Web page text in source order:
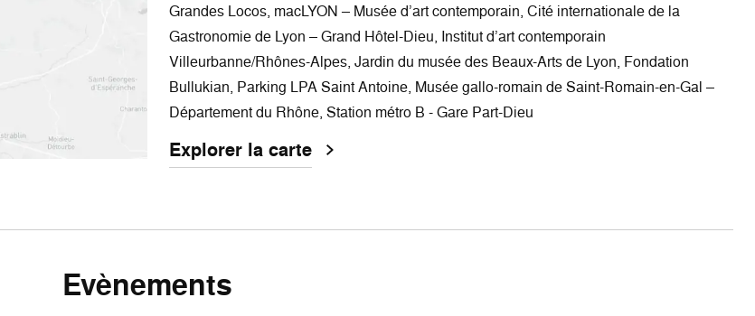
Grandes Locos, macLYON – Musée d’art contemporain, Cité internationale de la
Gastronomie de Lyon – Grand Hôtel-Dieu, Institut d’art contemporain
Villeurbanne/Rhônes-Alpes, Jardin du musée des Beaux-Arts de Lyon, Fondation
Bullukian, Parking LPA Saint Antoine, Musée gallo-romain de Saint-Romain-en-Gal –
Département du Rhône, Station métro B - Gare Part-Dieu
Explorer la carte
Evènements